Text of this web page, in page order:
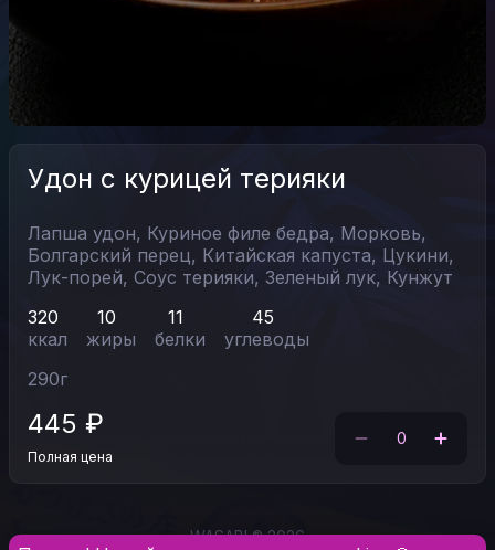
Удон с курицей терияки
Лапша удон, Куриное филе бедра, Морковь,
Болгарский перец, Китайская капуста, Цукини,
Лук-порей, Соус терияки, Зеленый лук, Кунжут
320
ккал
10
жиры
11
белки
45
углеводы
290г
445 ₽
Полная цена
0
WASABI ® 2026